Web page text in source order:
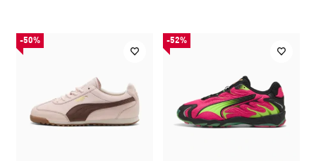
-50% -52%